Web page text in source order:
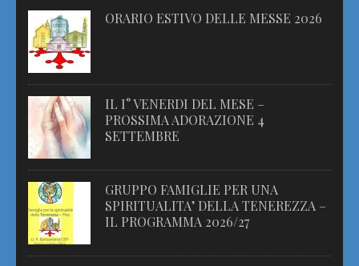
ORARIO ESTIVO DELLE MESSE 2026
IL I° VENERDI DEL MESE –
PROSSIMA ADORAZIONE 4
SETTEMBRE
GRUPPO FAMIGLIE PER UNA
SPIRITUALITA’ DELLA TENEREZZA –
IL PROGRAMMA 2026/27